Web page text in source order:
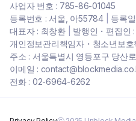
사업자 번호 : 785-86-01045
등록번호 : 서울, 아55784| 등록
대표자 : 최창환| 발행인・편집인
개인정보관리책임자・청소년보호
주소 : 서울특별시 영등포구 당산
이메일 :
전화 : 02-6964-6262